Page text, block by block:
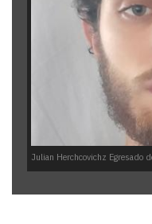
Julian Herchcovichz Egresado